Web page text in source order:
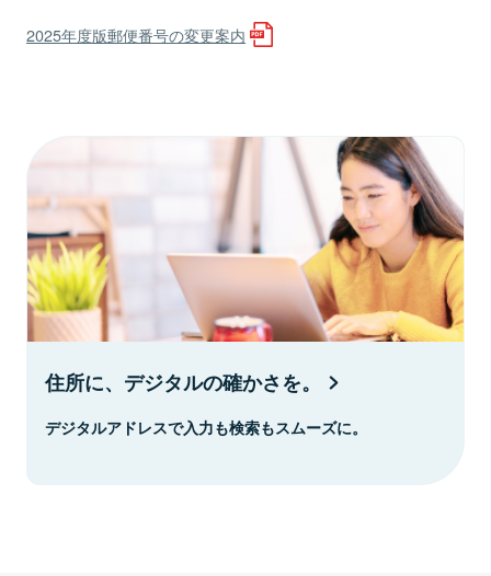
2025年度版郵便番号の変更案内
住所に、デジタルの確かさを。
デジタルアドレスで入力も検索もスムーズに。